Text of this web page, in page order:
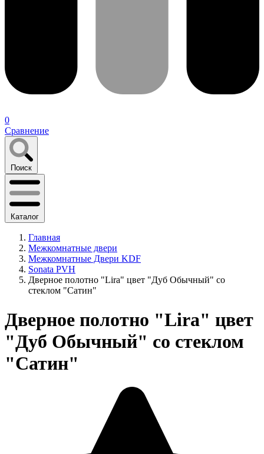
0
Сравнение
Поиск
Каталог
Главная
Межкомнатные двери
Межкомнатные Двери KDF
Sonata PVH
Дверное полотно "Lira" цвет "Дуб Обычный" со
стеклом "Сатин"
Дверное полотно "Lira" цвет
"Дуб Обычный" со стеклом
"Сатин"